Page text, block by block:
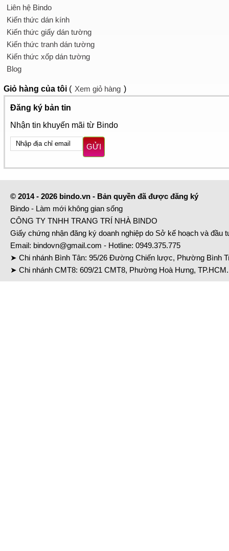
Liên hệ Bindo
Kiến thức dán kính
Kiến thức giấy dán tường
Kiến thức tranh dán tường
Kiến thức xốp dán tường
Blog
Giỏ hàng của tôi ( Xem giỏ hàng )
Đăng ký bản tin
Nhận tin khuyến mãi từ Bindo
GỬI
© 2014 - 2026 bindo.vn - Bản quyền đã được đăng ký
Bindo - Làm mới không gian sống
CÔNG TY TNHH TRANG TRÍ NHÀ BINDO
Giấy chứng nhận đăng ký doanh nghiệp do Sở kế hoạch và đầu
Email: bindovn@gmail.com - Hotline: 0949.375.775
➤ Chi nhánh Bình Tân: 95/26 Đường Chiến lược, Phường Bình
➤ Chi nhánh CMT8: 609/21 CMT8, Phường Hoà Hưng,